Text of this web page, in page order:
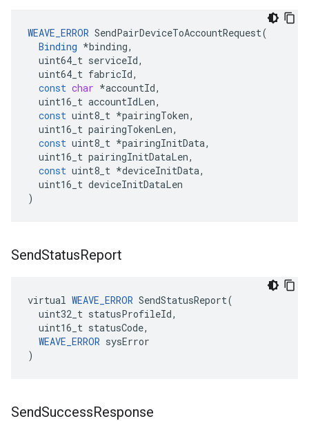
WEAVE_ERROR SendPairDeviceToAccountRequest(
Binding *binding,
uint64_t serviceId,
uint64_t fabricId,
const char *accountId,
uint16_t accountIdLen,
const uint8_t *pairingToken,
uint16_t pairingTokenLen,
const uint8_t *pairingInitData,
uint16_t pairingInitDataLen,
const uint8_t *deviceInitData,
uint16_t deviceInitDataLen
)
SendStatusReport
virtual WEAVE_ERROR SendStatusReport(
  uint32_t statusProfileId,
  uint16_t statusCode,
WEAVE_ERROR sysError
)
SendSuccessResponse